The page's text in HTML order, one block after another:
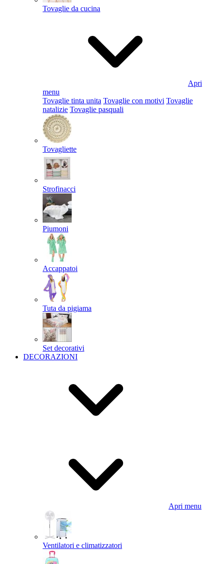
Tovaglie da cucina
Apri
menu
Tovaglie tinta unita Tovaglie con motivi Tovaglie
natalizie Tovaglie pasquali
Tovagliette
Strofinacci
Piumoni
Accappatoi
Tuta da pigiama
Set decorativi
DECORAZIONI
Apri menu
Ventilatori e climatizzatori